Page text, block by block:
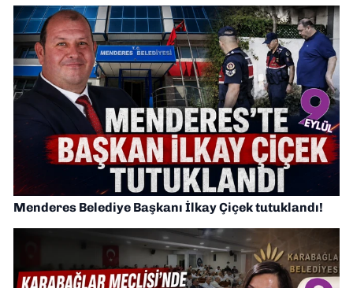
Menderes Belediye Başkanı İlkay Çiçek tutuklandı!